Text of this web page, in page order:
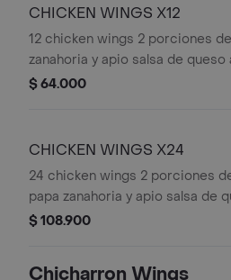
CHICKEN WINGS X12
12 chicken wings 2 porciones
zanahoria y apio salsa de queso
alioli de ajo y salsa a elección
$ 64.000
CHICKEN WINGS X24
24 chicken wings 2 porciones
papa zanahoria y apio salsa de
azul alioli de ajo y salsa a elección
$ 108.900
Chicharron Wings